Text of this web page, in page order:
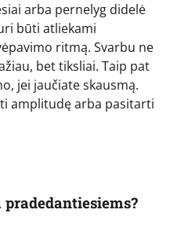
arba pernelyg didelė
būti atliekami
ritmą. Svarbu ne
bet tiksliai. Taip pat
jei jaučiate skausmą.
amplitudę arba pasitarti